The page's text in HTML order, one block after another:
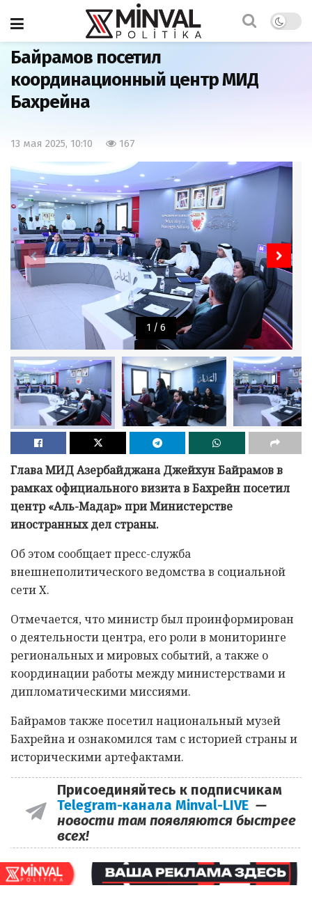
Главная Политика
Байрамов посетил
координационный центр МИД
Бахрейна
13 мая 2025, 10:10 167
1 / 6
Глава МИД Азербайджана Джейхун Байрамов в
рамках официального визита в Бахрейн посетил
центр «Аль-Мадар» при Министерстве
иностранных дел страны.
Об этом сообщает пресс-служба
внешнеполитического ведомства в социальной
сети Х.
Отмечается, что министр был проинформирован
о деятельности центра, его роли в мониторинге
региональных и мировых событий, а также о
координации работы между министерствами и
дипломатическими миссиями.
Байрамов также посетил национальный музей
Бахрейна и ознакомился там с историей страны и
историческими артефактами.
Присоединяйтесь к подписчикам
Telegram-канала Minval-LIVE —
новости там появляются быстрее
всех!